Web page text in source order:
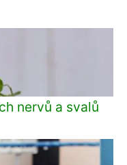
nervů a svalů